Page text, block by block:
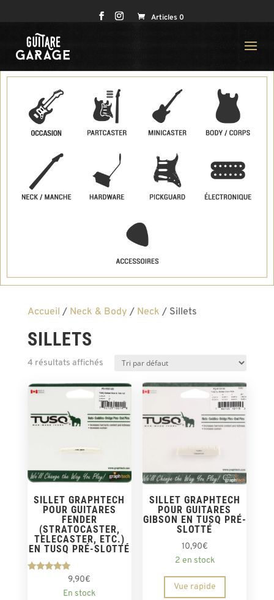
Articles 0
Accueil / Neck & Body / Neck / Sillets
SILLETS
4 résultats affichés
SILLET GRAPHTECH
POUR GUITARES
FENDER
(STRATOCASTER,
TELECASTER, ETC.)
EN TUSQ PRÉ-SLOTTÉ
9,90€
En stock
SILLET GRAPHTECH
POUR GUITARES
GIBSON EN TUSQ PRÉ-
SLOTTÉ
10,90€
2 en stock
Vue rapide